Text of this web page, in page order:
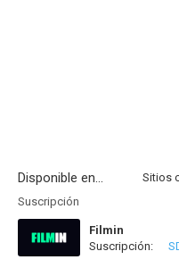
Disponible en...
Suscripción
Filmin
Disponible hasta
Suscripción: